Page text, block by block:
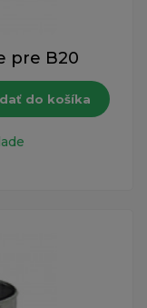
pre B20
do košíka